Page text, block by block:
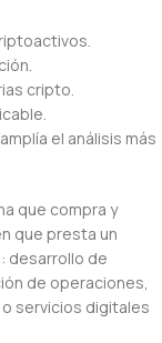
cripto.
el análisis más
que compra y
que presta un
desarrollo de
de operaciones,
servicios digitales